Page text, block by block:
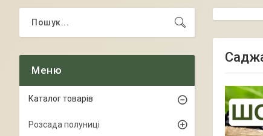
Каталог товарів
Розсада полуниці